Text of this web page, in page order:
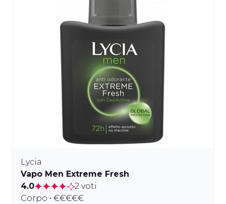
Lycia
Vapo Men Extreme Fresh
4.0
2 voti
Corpo • €€€€€